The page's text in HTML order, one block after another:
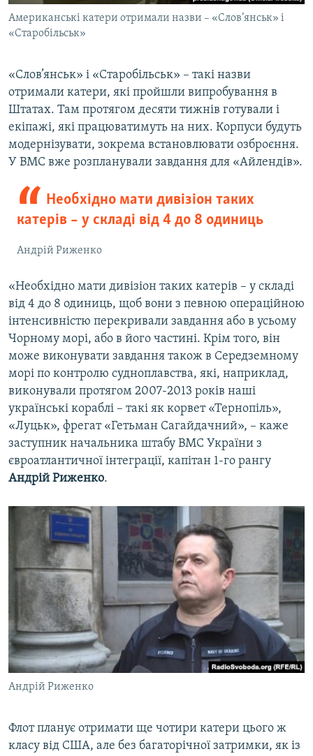
Американські катери отримали назви – «Слов’янськ» і
«Старобільськ»
«Слов’янськ» і «Старобільськ» – такі назви
отримали катери, які пройшли випробування в
Штатах. Там протягом десяти тижнів готували і
екіпажі, які працюватимуть на них. Корпуси будуть
модернізувати, зокрема встановлювати озброєння.
У ВМС вже розпланували завдання для «Айлендів».
Необхідно мати дивізіон таких
катерів – у складі від 4 до 8 одиниць
Андрій Риженко
«Необхідно мати дивізіон таких катерів – у складі
від 4 до 8 одиниць, щоб вони з певною операційною
інтенсивністю перекривали завдання або в усьому
Чорному морі, або в його частині. Крім того, він
може виконувати завдання також в Середземному
морі по контролю судноплавства, які, наприклад,
виконували протягом 2007-2013 років наші
українські кораблі – такі як корвет «Тернопіль»,
«Луцьк», фрегат «Гетьман Сагайдачний», – каже
заступник начальника штабу ВМС України з
євроатлантичної інтеграції, капітан 1-го рангу
Андрій Риженко.
Андрій Риженко
Флот планує отримати ще чотири катери цього ж
класу від США, але без багаторічної затримки, як із